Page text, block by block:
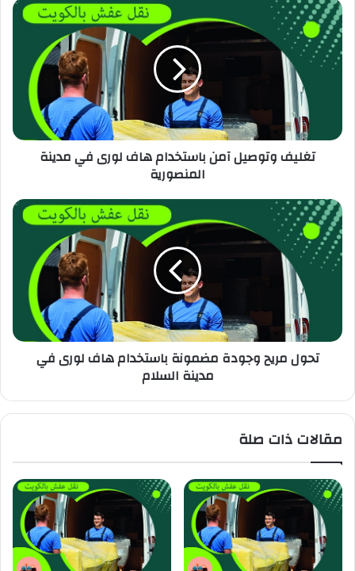
تغليف وتوصيل آمن باستخدام هاف لورى في مدينة
المنصورية
تحول مريح وجودة مضمونة باستخدام هاف لورى في
مدينة السلام
مقالات ذات صلة